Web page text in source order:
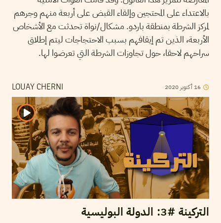
بالاعتداء على المحتجين وإلقاء القبض على أربعة منهم وجرهم
لمركز الشرطة بمنطقة باردو. مشكال/نواة تحدثت مع الأشخاص
الأربعة، الذين تم إيقافهم بسبب الاحتجاجات ليتم إطلاق
سراحهم لاحقا، حول تجاوزات الشرطة التي تعرضوا لها.
LOUAY CHERNI 16 أكتوبر 2020
التركينة #3: الدولة البوليسية